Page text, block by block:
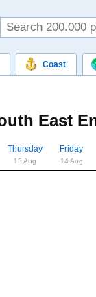
Coast
East
Thursday
13 Aug
Friday
14 Aug